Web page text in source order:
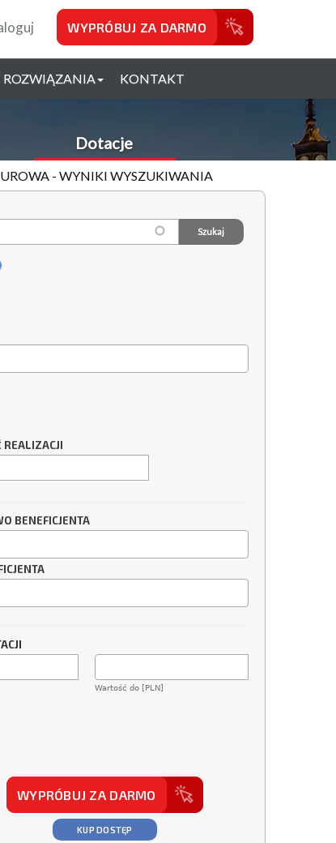
WYPRÓBUJ ZA DARMO
ROZWIĄZANIA KONTAKT
Dotacje
- WYNIKI WYSZUKIWANIA
REALIZACJI
BENEFICJENTA
Wartość do [PLN]
WYPRÓBUJ ZA DARMO
KUP DOSTĘP